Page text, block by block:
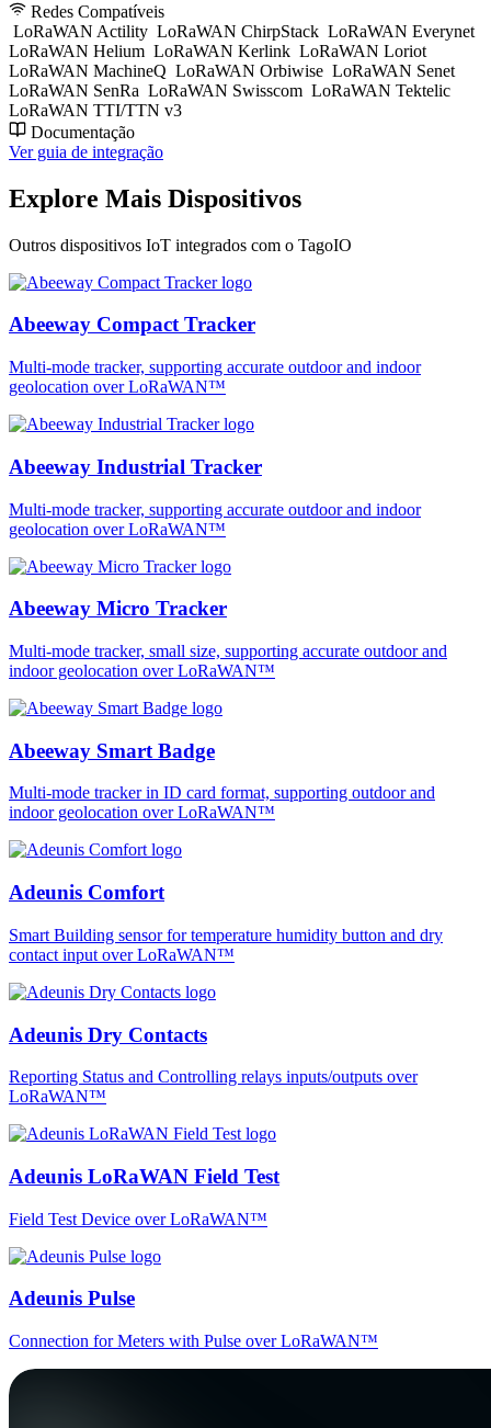
Redes Compatíveis
LoRaWAN Actility LoRaWAN ChirpStack LoRaWAN Everynet
LoRaWAN Helium LoRaWAN Kerlink LoRaWAN Loriot
LoRaWAN MachineQ LoRaWAN Orbiwise LoRaWAN Senet
LoRaWAN SenRa LoRaWAN Swisscom LoRaWAN Tektelic
LoRaWAN TTI/TTN v3
Documentação
Ver guia de integração
Explore Mais Dispositivos
Outros dispositivos IoT integrados com o TagoIO
Abeeway Compact Tracker
Multi-mode tracker, supporting accurate outdoor and indoor
geolocation over LoRaWAN™
Abeeway Industrial Tracker
Multi-mode tracker, supporting accurate outdoor and indoor
geolocation over LoRaWAN™
Abeeway Micro Tracker
Multi-mode tracker, small size, supporting accurate outdoor and
indoor geolocation over LoRaWAN™
Abeeway Smart Badge
Multi-mode tracker in ID card format, supporting outdoor and
indoor geolocation over LoRaWAN™
Adeunis Comfort
Smart Building sensor for temperature humidity button and dry
contact input over LoRaWAN™
Adeunis Dry Contacts
Reporting Status and Controlling relays inputs/outputs over
LoRaWAN™
Adeunis LoRaWAN Field Test
Field Test Device over LoRaWAN™
Adeunis Pulse
Connection for Meters with Pulse over LoRaWAN™